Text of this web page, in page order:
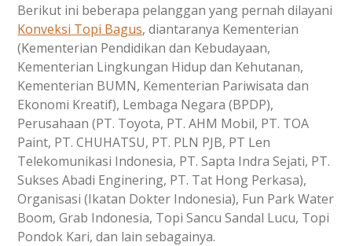
Berikut ini beberapa pelanggan yang pernah dilayani
Konveksi Topi Bagus, diantaranya Kementerian
(Kementerian Pendidikan dan Kebudayaan,
Kementerian Lingkungan Hidup dan Kehutanan,
Kementerian BUMN, Kementerian Pariwisata dan
Ekonomi Kreatif), Lembaga Negara (BPDP),
Perusahaan (PT. Toyota, PT. AHM Mobil, PT. TOA
Paint, PT. CHUHATSU, PT. PLN PJB, PT Len
Telekomunikasi Indonesia, PT. Sapta Indra Sejati, PT.
Sukses Abadi Enginering, PT. Tat Hong Perkasa),
Organisasi (Ikatan Dokter Indonesia), Fun Park Water
Boom, Grab Indonesia, Topi Sancu Sandal Lucu, Topi
Pondok Kari, dan lain sebagainya.